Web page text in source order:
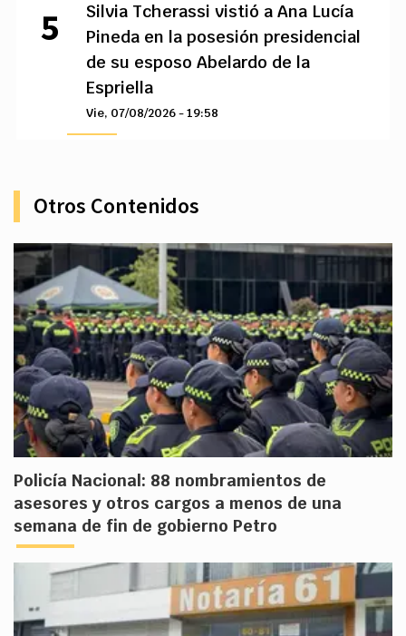
Silvia Tcherassi vistió a Ana Lucía
Pineda en la posesión presidencial
de su esposo Abelardo de la
Espriella
Vie, 07/08/2026 - 19:58
Otros Contenidos
Policía Nacional: 88 nombramientos de
asesores y otros cargos a menos de una
semana de fin de gobierno Petro